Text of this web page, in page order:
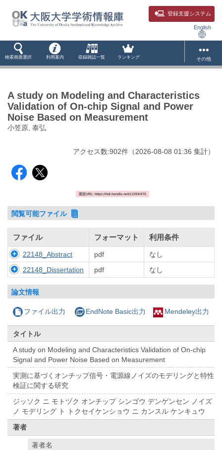
登録支援システム
English
検索画面選択 利用案内 収録雑誌一覧 ランキング その他
A study on Modeling and Characteristics
Validation of On-chip Signal and Power
Noise Based on Measurement
小笠原, 泰弘
アクセス数:902件 （2026-08-08 01:36 集計）
固定URL: https://hdl.handle.net/11094/475
閲覧可能ファイル
ファイル フォーマット 利用条件
22148_Abstract pdf
なし
22148_Dissertation
pdf なし
論文情報
ファイル出力 EndNote Basic出力 Mendeley出力
タイトル
A study on Modeling and Characteristics Validation of On-chip
Signal and Power Noise Based on Measurement
実測に基づくオンチップ信号・電源線ノイズのモデリングと特性
検証に関する研究
ジッソク ニ モトヅク オンチップ シンゴウ デンゲンセン ノイズ
ノ モデリング ト トクセイケンショウ ニ カンスル ケンキュウ
著者
著者名